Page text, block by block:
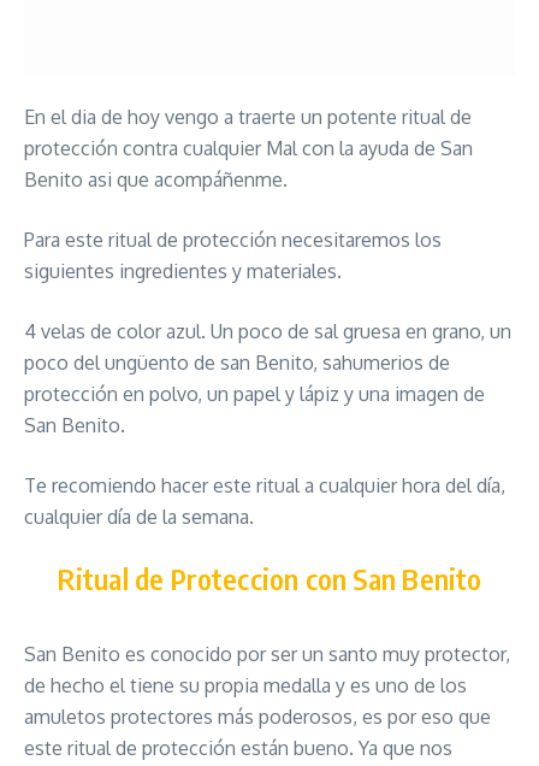
En el dia de hoy vengo a traerte un potente ritual de
protección contra cualquier Mal con la ayuda de San
Benito asi que acompáñenme.
Para este ritual de protección necesitaremos los
siguientes ingredientes y materiales.
4 velas de color azul. Un poco de sal gruesa en grano, un
poco del ungüento de san Benito, sahumerios de
protección en polvo, un papel y lápiz y una imagen de
San Benito.
Te recomiendo hacer este ritual a cualquier hora del día,
cualquier día de la semana.
Ritual de Proteccion con San Benito
San Benito es conocido por ser un santo muy protector,
de hecho el tiene su propia medalla y es uno de los
amuletos protectores más poderosos, es por eso que
este ritual de protección están bueno. Ya que nos